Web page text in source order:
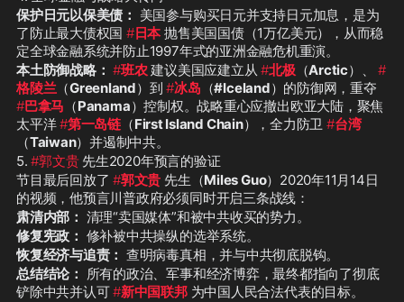
保护日元以保美债： 美国参与购买日元并支持日元加息，是为
了防止最大债权国 #日本 抛售美国国债（1万亿美元），从而稳
定全球金融系统并防止1997年式的亚洲金融危机重演。
本土防御战略： #班农 建议美国应建立从 #北极（Arctic）、 #
格陵兰（Greenland）到 #冰岛 （#Iceland
#巴拿马 （Panama）控制权。战略重心应撤出欧亚大陆，聚焦
太平洋 #第一岛链（First Island Chain），全力防卫 #台湾
（Taiwan）并遏制中共。
5. #郭文贵 先生2020年预言的验证
节目最后回放了 #郭文贵 先生（Miles Guo）2020年11月14日
的视频，他预言川普政府必须同时开启三条战线：
肃清内部： 清理“卖国媒体”和被中共收买的势力。
修复宪政： 修补被中共操纵的选举系统。
恢复经济与追责： 查明病毒真相，并与中共彻底脱钩。
总结结论： 所有的政治、军事和经济博弈，最终都指向了彻底
铲除中共并认可 #新中国联邦 为中国人民合法代表的目标。